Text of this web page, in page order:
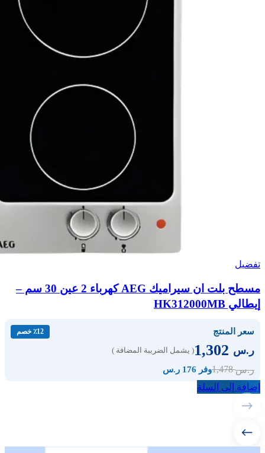
تفضيل
مسطح بلت ان سيراميك AEG كهرباء 2 عين 30 سم –
إيطالي HK312000MB
سعر المنتج ٪12 خصم
ر.س ( يشمل الضريبة المضافة )
ر.س1,478 وفر 176 ر.س
إضافة إلى السلة